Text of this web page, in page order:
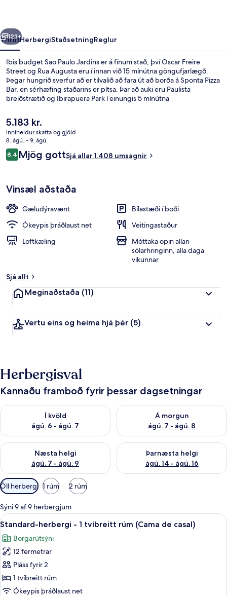
Næsta
123+
YfirlitHerbergiStaðsetningReglur
Ibis budget Sao Paulo Jardins er á fínum stað, því Oscar Freire
Street og Rua Augusta eru í innan við 15 mínútna göngufjarlægð.
Þegar hungrið sverfur að er tilvalið að fara út að borða á Sponta Pizza
Bar, en sérhæfing staðarins er pítsa. Þar að auki eru Paulista
breiðstrætið og Ibirapuera Park í einungis 5 mínútna
starfsfólk og góða staðsetningu.
Núverandi
verð
er
5.183 kr.
5.183 kr.
inniheldur skatta og gjöld
8. ágú. - 9. ágú.
Umsagnir
8,48,4 af 10
Mjög gottSjá allar 1.408 umsagnir
Vinsæl aðstaða
Gæludýravænt
Bílastæði í boði
Ókeypis þráðlaust net
Veitingastaður
Loftkæling
Móttaka opin allan
sólarhringinn, alla daga
vikunnar
Sjá allt
Meginaðstaða (11)
Vertu eins og heima hjá þér (5)
Herbergisval
Kannaðu framboð fyrir þessar dagsetningar
Í kvöld
ágú. 6 - ágú. 7
Athuga framboð í kvöld ágú. 6 - ágú. 7
Á morgun
ágú. 7 - ágú. 8
Athuga framboð á morgun
Næsta helgi
ágú. 7 - ágú. 9
Athuga framboð næstu helgi ágú. 7 - ágú. 9
Þarnæsta helgi
ágú. 14 - ágú. 16
Athuga framboð þarnæstu
Síur
í
boði
fyrir
herbergi
Öll herbergi 1 rúm 2 rúm
Sýni 9 af 9 herbergjum
Skoða
allar
myndir
fyrir
Standard-
herbergi
-
Standard-herbergi - 1 tvíbreitt rúm
11
Standard-herbergi - 1 tvíbreitt rúm (Cama de casal)
Borgarútsýni
12 fermetrar
Pláss fyrir 2
1 tvíbreitt rúm
Ókeypis þráðlaust net